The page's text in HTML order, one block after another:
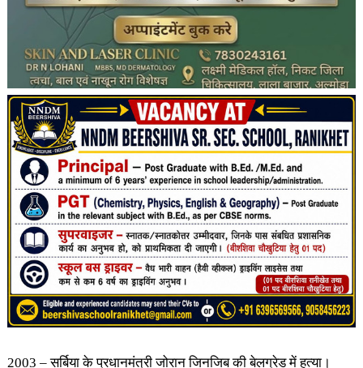
2003 – सर्बिया के प्रधानमंत्री जोरान जिनजिब की बेलग्रेड में हत्या।